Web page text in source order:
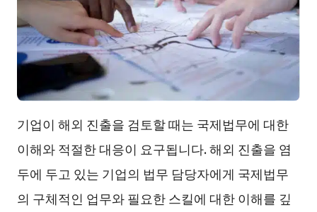
기업이 해외 진출을 검토할 때는 국제법무에 대한
이해와 적절한 대응이 요구됩니다. 해외 진출을 염
두에 두고 있는 기업의 법무 담당자에게 국제법무
의 구체적인 업무와 필요한 스킬에 대한 이해를 깊